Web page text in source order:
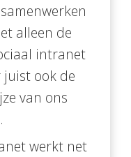
alleen de
intranet
ook de
van ons
werkt net